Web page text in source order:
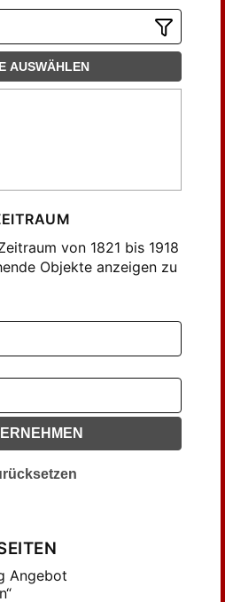
AUSWÄHLEN
von 1821 bis 1918
Objekte anzeigen zu
Angebot